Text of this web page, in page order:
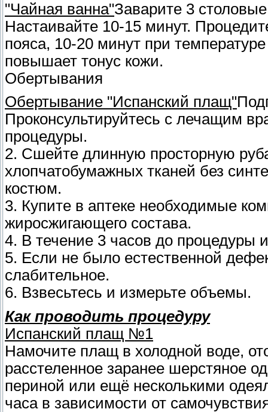
"Чайная ванна"Заварите 3
Настаивайте 10-15 минут.
пояса, 10-20 минут при
повышает тонус кожи.
Обертывания
Обертывание "Испанский плащ"
Проконсультируйтесь с лечащим
процедуры.
2. Сшейте длинную просторную
хлопчатобумажных тканей без
костюм.
3. Купите в аптеке необходимые
жиросжигающего состава.
4. В течение 3 часов до процедуры
5. Если не было естественной
слабительное.
6. Взвесьтесь и измерьте объемы.
Как проводить процедуру
Испанский плащ №1
Намочите плащ в холодной воде,
расстеленное заранее шерстяное
периной или ещё несколькими
часа в зависимости от